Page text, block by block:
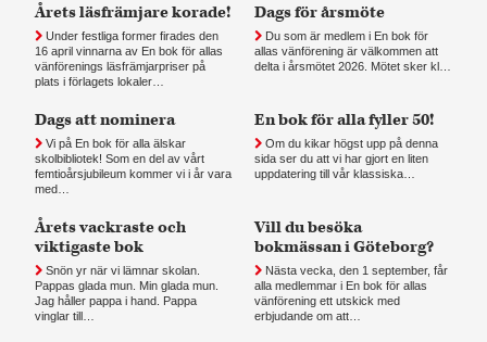
Årets läsfrämjare korade!
Under festliga former firades den
16 april vinnarna av En bok för allas
vänförenings läsfrämjarpriser på
plats i förlagets lokaler…
Dags för årsmöte
Du som är medlem i En bok för
allas vänförening är välkommen att
delta i årsmötet 2026. Mötet sker kl…
Dags att nominera
Vi på En bok för alla älskar
skolbibliotek! Som en del av vårt
femtioårsjubileum kommer vi i år vara
med…
En bok för alla fyller 50!
Om du kikar högst upp på denna
sida ser du att vi har gjort en liten
uppdatering till vår klassiska…
Årets vackraste och
viktigaste bok
Snön yr när vi lämnar skolan.
Pappas glada mun. Min glada mun.
Jag håller pappa i hand. Pappa
vinglar till…
Vill du besöka
bokmässan i Göteborg?
Nästa vecka, den 1 september, får
alla medlemmar i En bok för allas
vänförening ett utskick med
erbjudande om att…